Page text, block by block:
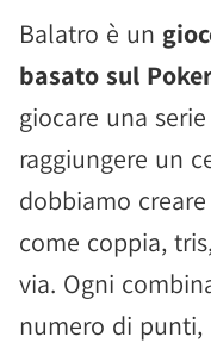
Balatro è un
basato sul
giocare una
raggiungere un
dobbiamo
come coppia,
via. Ogni
numero di punti,